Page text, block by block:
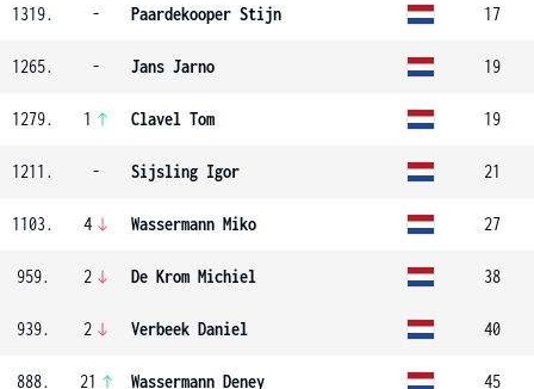
1319. - Paardekooper Stijn 17
1265. - Jans Jarno 19
1279. 1 Clavel Tom 19
1211. - Sijsling Igor 21
1103. 4 Wassermann Miko 27
959. 2 De Krom Michiel 38
939. 2 Verbeek Daniel 40
888. 21 Wassermann Deney 45